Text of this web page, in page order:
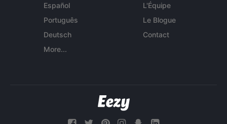
Español
Português
Deutsch
More...
L'Équipe
Le Blogue
Contact